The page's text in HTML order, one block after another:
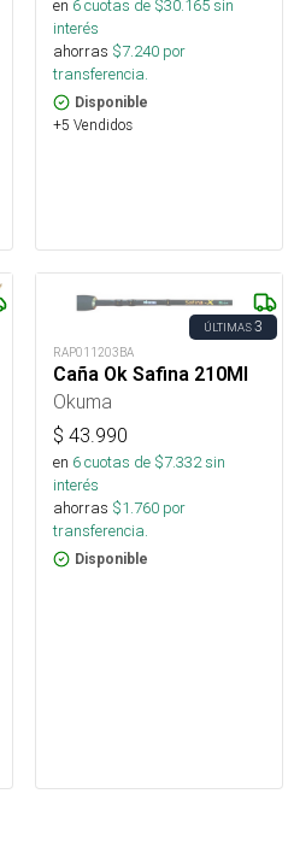
en 6cuotas de $30.165sin
interés
ahorras $7.240 por
transferencia.
Disponible
+5 Vendidos
ÚLTIMAS3
RAP011203BA
Caña Ok Safina 210Ml
Okuma
$ 43.990
en 6cuotas de $7.332sin
interés
ahorras $1.760 por
transferencia.
Disponible